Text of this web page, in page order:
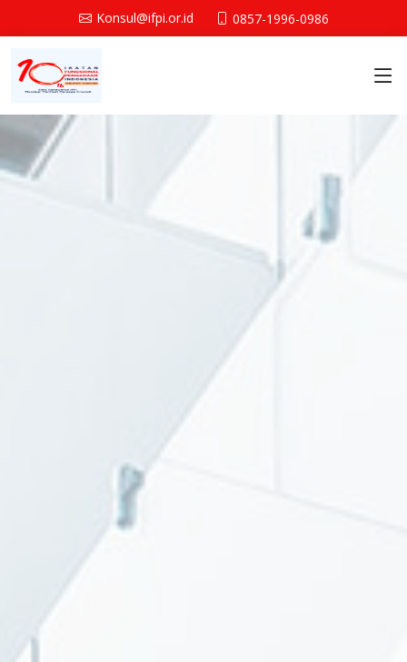
Konsul@ifpi.or.id 0857-1996-0986